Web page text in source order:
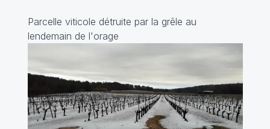
Parcelle viticole détruite par la grêle au
lendemain de l'orage